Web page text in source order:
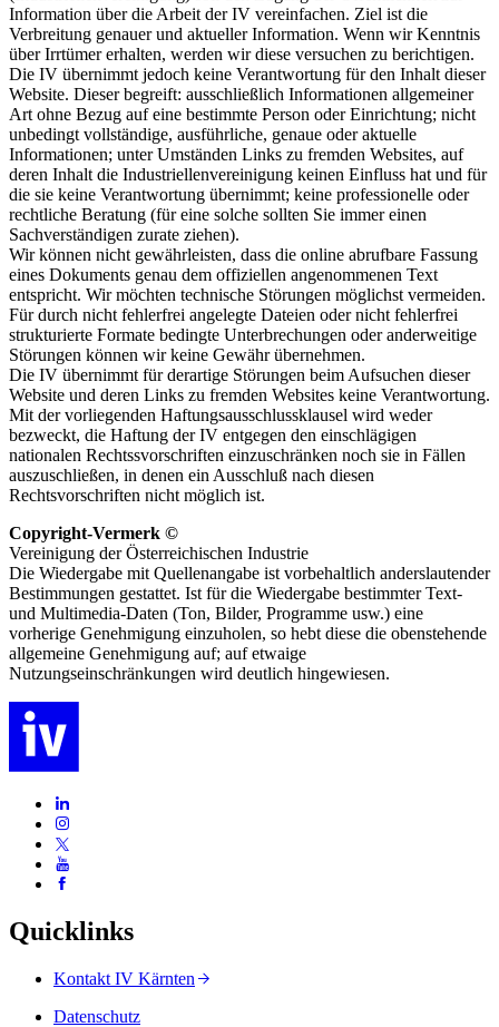
Information über die Arbeit der IV vereinfachen. Ziel ist die
Verbreitung genauer und aktueller Information. Wenn wir Kenntnis
über Irrtümer erhalten, werden wir diese versuchen zu berichtigen.
Die IV übernimmt jedoch keine Verantwortung für den Inhalt dieser
Website. Dieser begreift: ausschließlich Informationen allgemeiner
Art ohne Bezug auf eine bestimmte Person oder Einrichtung; nicht
unbedingt vollständige, ausführliche, genaue oder aktuelle
Informationen; unter Umständen Links zu fremden Websites, auf
deren Inhalt die Industriellenvereinigung keinen Einfluss hat und für
die sie keine Verantwortung übernimmt; keine professionelle oder
rechtliche Beratung (für eine solche sollten Sie immer einen
Sachverständigen zurate ziehen).
Wir können nicht gewährleisten, dass die online abrufbare Fassung
eines Dokuments genau dem offiziellen angenommenen Text
entspricht. Wir möchten technische Störungen möglichst vermeiden.
Für durch nicht fehlerfrei angelegte Dateien oder nicht fehlerfrei
strukturierte Formate bedingte Unterbrechungen oder anderweitige
Störungen können wir keine Gewähr übernehmen.
Die IV übernimmt für derartige Störungen beim Aufsuchen dieser
Website und deren Links zu fremden Websites keine Verantwortung.
Mit der vorliegenden Haftungsausschlussklausel wird weder
bezweckt, die Haftung der IV entgegen den einschlägigen
nationalen Rechtssvorschriften einzuschränken noch sie in Fällen
auszuschließen, in denen ein Ausschluß nach diesen
Rechtsvorschriften nicht möglich ist.
Copyright-Vermerk ©
Vereinigung der Österreichischen Industrie
Die Wiedergabe mit Quellenangabe ist vorbehaltlich anderslautender
Bestimmungen gestattet. Ist für die Wiedergabe bestimmter Text-
und Multimedia-Daten (Ton, Bilder, Programme usw.) eine
vorherige Genehmigung einzuholen, so hebt diese die obenstehende
allgemeine Genehmigung auf; auf etwaige
Nutzungseinschränkungen wird deutlich hingewiesen.
Quicklinks
Kontakt IV Kärnten
Datenschutz